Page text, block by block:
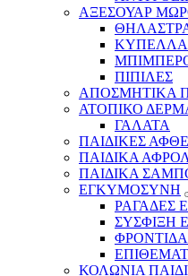
ΑΞΕΣΟΥΑΡ
ΚΥΠΕΛΛΑ
ΠΙΠΙΛΕΣ
ΑΠΟΣΜΗΤΙΚΑ
ΑΤΟΠΙΚΟ
ΓΑΛΑΤΑ
ΠΑΙΔΙΚΕΣ
ΠΑΙΔΙΚΑ
ΠΑΙΔΙΚΑ
ΕΓΚΥΜΟΣΥΝΗ
ΡΑΓΑΔΕΣ Ε
ΣΥΣΦΙΞΗ
ΚΟΛΩΝΙΑ